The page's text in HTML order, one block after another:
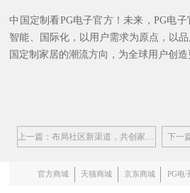
中国定制看PG电子官方！未来，PG电子
智能、国际化，以用户需求为原点，以
国定制家居的潮流方向，为全球用户创造
上一篇：布局社区新渠道，共创家居新篇章！PG电子官方家居与便捷蜂继续深化资本及业务合作 下一
官方商城 天猫商城 京东商城 PG电